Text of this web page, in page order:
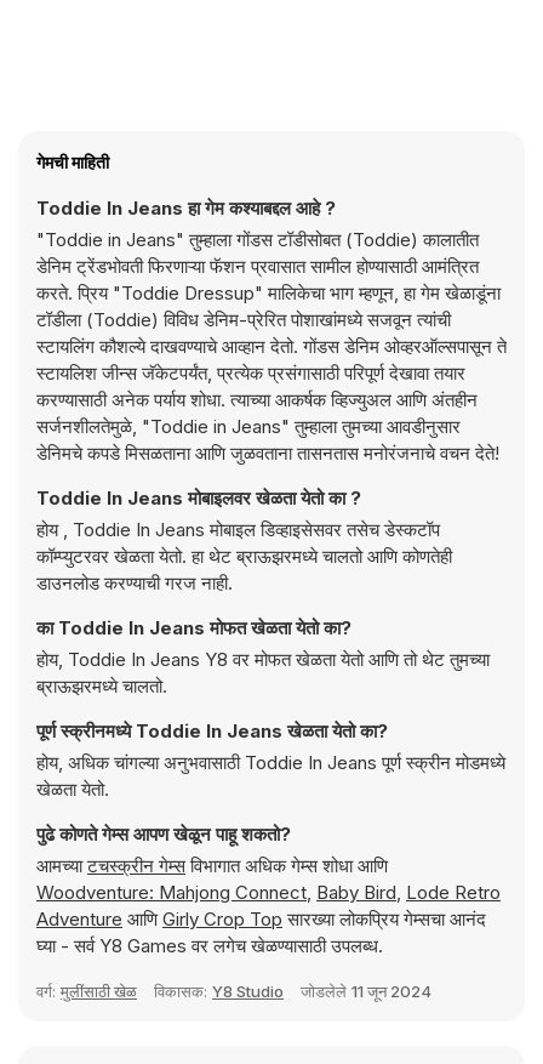
गेमची माहिती
Toddie In Jeans हा गेम कश्याबद्दल आहे ?
"Toddie in Jeans" तुम्हाला गोंडस टॉडीसोबत (Toddie) कालातीत
डेनिम ट्रेंडभोवती फिरणाऱ्या फॅशन प्रवासात सामील होण्यासाठी आमंत्रित
करते. प्रिय "Toddie Dressup" मालिकेचा भाग म्हणून, हा गेम खेळाडूंना
टॉडीला (Toddie) विविध डेनिम-प्रेरित पोशाखांमध्ये सजवून त्यांची
स्टायलिंग कौशल्ये दाखवण्याचे आव्हान देतो. गोंडस डेनिम ओव्हरऑल्सपासून ते
स्टायलिश जीन्स जॅकेटपर्यंत, प्रत्येक प्रसंगासाठी परिपूर्ण देखावा तयार
करण्यासाठी अनेक पर्याय शोधा. त्याच्या आकर्षक व्हिज्युअल आणि अंतहीन
सर्जनशीलतेमुळे, "Toddie in Jeans" तुम्हाला तुमच्या आवडीनुसार
डेनिमचे कपडे मिसळताना आणि जुळवताना तासनतास मनोरंजनाचे वचन देते!
Toddie In Jeans मोबाइलवर खेळता येतो का ?
होय , Toddie In Jeans मोबाइल डिव्हाइसेसवर तसेच डेस्कटॉप
कॉम्प्युटरवर खेळता येतो. हा थेट ब्राऊझरमध्ये चालतो आणि कोणतेही
डाउनलोड करण्याची गरज नाही.
का Toddie In Jeans मोफत खेळता येतो का?
होय, Toddie In Jeans Y8 वर मोफत खेळता येतो आणि तो थेट तुमच्या
ब्राऊझरमध्ये चालतो.
पूर्ण स्क्रीनमध्ये Toddie In Jeans खेळता येतो का?
होय, अधिक चांगल्या अनुभवासाठी Toddie In Jeans पूर्ण स्क्रीन मोडमध्ये
खेळता येतो.
पुढे कोणते गेम्स आपण खेळून पाहू शकतो?
आमच्याटचस्क्रीन गेम्सविभागात अधिक गेम्स शोधा आणि
Woodventure: Mahjong Connect, Baby Bird, Lode Retro
Adventure आणिGirly Crop Top सारख्या लोकप्रिय गेम्सचा आनंद
घ्या - सर्व Y8 Games वर लगेच खेळण्यासाठी उपलब्ध.
वर्ग: मुलींसाठी खेळ विकासक: Y8 Studio जोडलेले 11 जून 2024